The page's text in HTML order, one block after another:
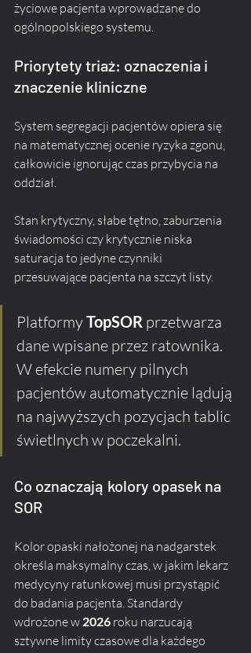
życiowe pacjenta wprowadzane do
ogólnopolskiego systemu.
Priorytety triaż: oznaczenia i
znaczenie kliniczne
System segregacji pacjentów opiera się
na matematycznej ocenie ryzyka zgonu,
całkowicie ignorując czas przybycia na
oddział.
Stan krytyczny, słabe tętno, zaburzenia
świadomości czy krytycznie niska
saturacja to jedyne czynniki
przesuwające pacjenta na szczyt listy.
Platformy TopSOR przetwarza
dane wpisane przez ratownika.
W efekcie numery pilnych
pacjentów automatycznie lądują
na najwyższych pozycjach tablic
świetlnych w poczekalni.
Co oznaczają kolory opasek na
SOR
Kolor opaski nałożonej na nadgarstek
określa maksymalny czas, w jakim lekarz
medycyny ratunkowej musi przystąpić
do badania pacjenta. Standardy
wdrożone w 2026 roku narzucają
sztywne limity czasowe dla każdego